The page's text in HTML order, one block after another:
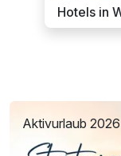
Hotels in
Aktivurlaub 2026